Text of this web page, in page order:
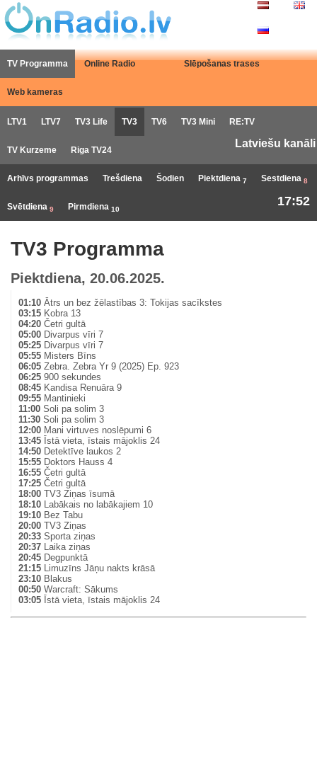
TV Programma Online Radio Slēpošanas trases
Web kameras
LTV1 LTV7 TV3 Life TV3 TV6 TV3 Mini RE:TV
TV Kurzeme Riga TV24
Latviešu kanāli
Arhīvs programmas Trešdiena Šodien Piektdiena 7 Sestdiena 8
Svētdiena 9 Pirmdiena 10
17:52
TV3 Programma
Piektdiena, 20.06.2025.
01:10 Ātrs un bez žēlastības 3: Tokijas sacīkstes
03:15 Kobra 13
04:20 Četri gultā
05:00 Divarpus vīri 7
05:25 Divarpus vīri 7
05:55 Misters Bīns
06:05 Zebra. Zebra Yr 9 (2025) Ep. 923
06:25 900 sekundes
08:45 Kandisa Renuāra 9
09:55 Mantinieki
11:00 Soli pa solim 3
11:30 Soli pa solim 3
12:00 Mani virtuves noslēpumi 6
13:45 Īstā vieta, īstais mājoklis 24
14:50 Detektīve laukos 2
15:55 Doktors Hauss 4
16:55 Četri gultā
17:25 Četri gultā
18:00 TV3 Ziņas īsumā
18:10 Labākais no labākajiem 10
19:10 Bez Tabu
20:00 TV3 Ziņas
20:33 Sporta ziņas
20:37 Laika ziņas
20:45 Degpunktā
21:15 Limuzīns Jāņu nakts krāsā
23:10 Blakus
00:50 Warcraft: Sākums
03:05 Īstā vieta, īstais mājoklis 24